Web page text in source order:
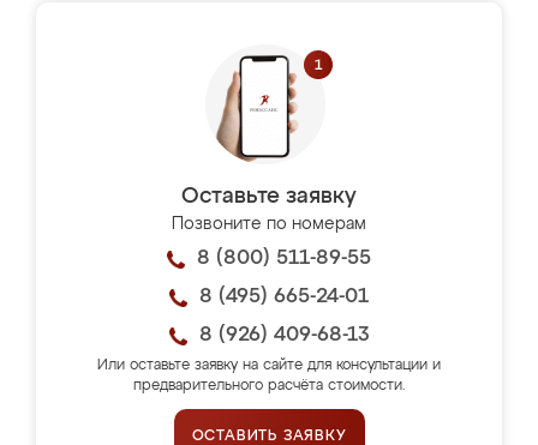
Оставьте заявку
Позвоните по номерам
8 (800) 511-89-55
8 (495) 665-24-01
8 (926) 409-68-13
Или оставьте заявку на сайте для консультации и
предварительного расчёта стоимости.
ОСТАВИТЬ ЗАЯВКУ